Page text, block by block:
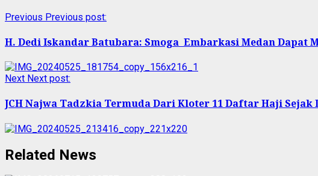
Previous Previous post:
H. Dedi Iskandar Batubara: Smoga Embarkasi Medan Dapat
Next Next post:
JCH Najwa Tadzkia Termuda Dari Kloter 11 Daftar Haji Sejak
Related News